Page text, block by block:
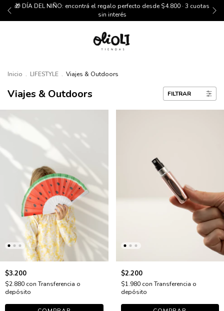
🎁 DÍA DEL NIÑO: encontrá el regalo perfecto desde $4.800 · 3 cuotas
sin interés
Inicio . LIFESTYLE . Viajes & Outdoors
Viajes & Outdoors FILTRAR
$3.200
$2.880 con Transferencia o
depósito
$2.200
$1.980 con Transferencia o
depósito